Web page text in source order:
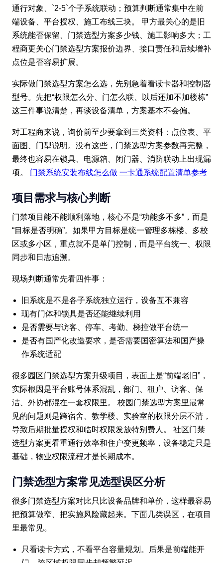
通行对象、`2-5`个子系统联动；预算判断通常集中在前
端设备、平台授权、施工布线三块。 甲方最关心的是旧
系统能否保留、门禁选型方案多少钱、施工影响多大；工
程商更关心门禁选型方案报价边界、接口责任和后续增补
点位是否容易扩展。
实际做门禁选型方案怎么选，先别急着看读卡器和控制器
型号。先把“权限怎么分、门怎么联、以后还加不加楼栋”
这三件事说清楚，再谈设备清单，方案基本不会偏。
对工程商来说，询价前至少要拿到三类资料：点位表、平
面图、门型说明。没有这些，门禁选型方案参数再完整，
最终也容易在锁具、电源箱、闭门器、消防联动上出现漏
项。 门禁系统安装布线怎么做 一卡通系统配置清单参考
项目需求与核心判断
门禁项目能不能顺利落地，核心不是“功能多不多”，而是
“目标是否明确”。如果甲方目标是统一管理多栋楼、多校
区或多小区，重点就不是单门控制，而是平台统一、权限
同步和日志追溯。
现场判断通常先看四件事：
旧系统是不是各子系统独立运行，设备互不兼容
现有门体和锁具是否还能继续利用
是否需要与访客、停车、考勤、梯控做平台统一
是否有国产化改造要求，是否需要国密算法和国产操
作系统适配
很多园区门禁选型方案升级项目，表面上是“前端老旧”，
实际根因是平台账号体系混乱，部门、租户、访客、保
洁、外协都混在一套权限里。 校园门禁选型方案里最常
见的问题则是跨宿舍、教学楼、实验室的权限分层不清，
导致后期批量授权和临时权限发放特别费人。 社区门禁
选型方案更看重通行效率和住户变更频率，设备稳定只是
基础，物业权限流程才是长期成本。
门禁选型方案常见选型误区分析
很多门禁选型方案对比只比设备品牌和单价，这样最容易
把预算做窄、把实施风险藏起来。下面几类误区，在项目
里最常见。
只看读卡方式，不看平台容量规划。后果是前端能开